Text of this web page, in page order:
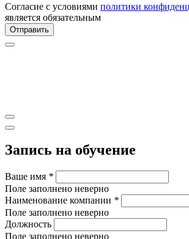
Согласие с условиями политики
является обязательным
Отправить
Запись на обучение
Ваше имя *
Поле заполнено неверно
Наименование компании *
Поле заполнено неверно
Должность
Поле заполнено неверно